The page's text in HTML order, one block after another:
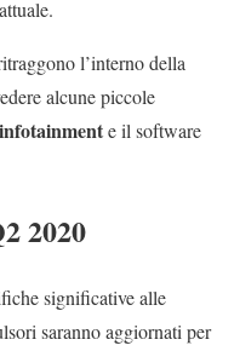
l’interno della
alcune piccole
e il software
2020
significative alle
saranno aggiornati per